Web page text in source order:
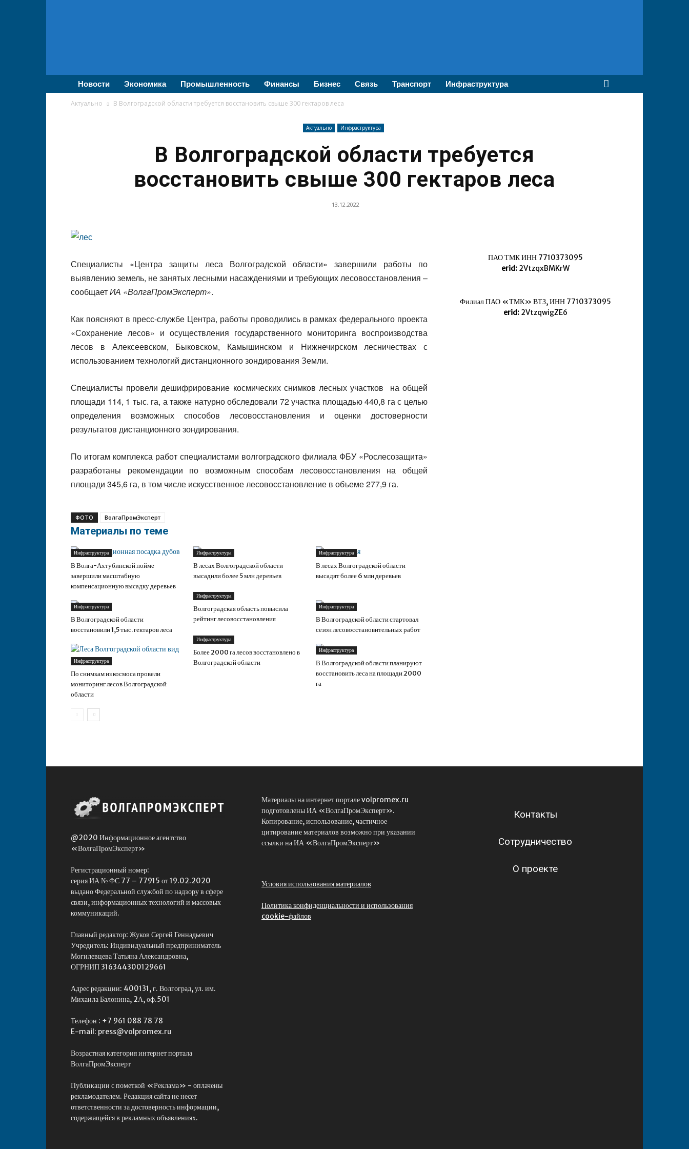
бизнеса
Новости Экономика Промышленность Финансы Бизнес Связь Транспорт Инфраструктура
Актуально В Волгоградской области требуется восстановить свыше 300 гектаров леса
Актуально Инфраструктура
В Волгоградской области требуется
восстановить свыше 300 гектаров леса
13.12.2022
Специалисты «Центра защиты леса Волгоградской области» завершили работы по
выявлению земель, не занятых лесными насаждениями и требующих лесовосстановления –
сообщаетИА «ВолгаПромЭксперт».
Как поясняют в пресс-службе Центра, работы проводились в рамках федерального проекта
«Сохранение лесов» и осуществления государственного мониторинга воспроизводства
лесов в Алексеевском, Быковском, Камышинском и Нижнечирском лесничествах с
использованием технологий дистанционного зондирования Земли.
Специалисты провели дешифрирование космических снимков лесных участков на общей
площади 114, 1 тыс. га, а также натурно обследовали 72 участка площадью 440,8 га с целью
определения возможных способов лесовосстановления и оценки достоверности
результатов дистанционного зондирования.
По итогам комплекса работ специалистами волгоградского филиала ФБУ «Рослесозащита»
разработаны рекомендации по возможным способам лесовосстановления на общей
площади 345,6 га, в том числе искусственное лесовосстановление в объеме 277,9 га.
ФОТО ВолгаПромЭксперт
Материалы по теме
Инфраструктура
В Волга-Ахтубинской пойме
завершили масштабную
компенсационную высадку деревьев
Инфраструктура
В лесах Волгоградской области
высадили более 5 млн деревьев
Инфраструктура
В лесах Волгоградской области
высадят более 6 млн деревьев
Инфраструктура
В Волгоградской области
восстановили 1,5 тыс. гектаров леса
Инфраструктура
Волгоградская область повысила
рейтинг лесовосстановления
Инфраструктура
В Волгоградской области стартовал
сезон лесовосстановительных работ
Инфраструктура
По снимкам из космоса провели
мониторинг лесов Волгоградской
области
Инфраструктура
Более 2000 га лесов восстановлено в
Волгоградской области
Инфраструктура
В Волгоградской области планируют
восстановить леса на площади 2000
га
ПАО ТМК ИНН 7710373095
erid:2VtzqxBMKrW
Филиал ПАО «ТМК» ВТЗ, ИНН 7710373095
erid:2VtzqwigZE6
@2020 Информационное агентство
«ВолгаПромЭксперт»
Регистрационный номер:
серия ИА № ФС 77 – 77915 от 19.02.2020
выдано Федеральной службой по надзору в сфере
связи, информационных технологий и массовых
коммуникаций.
Главный редактор: Жуков Сергей Геннадьевич
Учредитель: Индивидуальный предприниматель
Могилевцева Татьяна Александровна,
ОГРНИП 316344300129661
Адрес редакции: 400131, г. Волгоград, ул. им.
Михаила Балонина, 2А, оф.501
Телефон : +7 961 088 78 78
E-mail: press@volpromex.ru
Возрастная категория интернет портала
ВолгаПромЭксперт
Публикации с пометкой «Реклама» - оплачены
рекламодателем. Редакция сайта не несет
ответственности за достоверность информации,
содержащейся в рекламных объявлениях.
Материалы на интернет портале volpromex.ru
подготовлены ИА «ВолгаПромЭксперт».
Копирование, использование, частичное
цитирование материалов возможно при указании
ссылки на ИА «ВолгаПромЭксперт»
Условия использования материалов
Политика конфиденциальности и использования
cookie-файлов
Контакты
Сотрудничество
О проекте